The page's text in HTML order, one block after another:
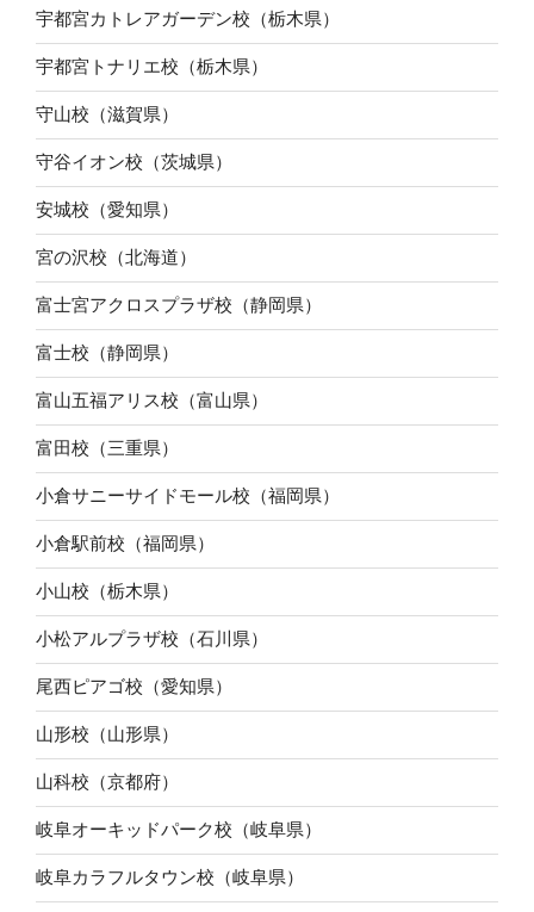
宇都宮カトレアガーデン校（栃木県）
宇都宮トナリエ校（栃木県）
守山校（滋賀県）
守谷イオン校（茨城県）
安城校（愛知県）
宮の沢校（北海道）
富士宮アクロスプラザ校（静岡県）
富士校（静岡県）
富山五福アリス校（富山県）
富田校（三重県）
小倉サニーサイドモール校（福岡県）
小倉駅前校（福岡県）
小山校（栃木県）
小松アルプラザ校（石川県）
尾西ピアゴ校（愛知県）
山形校（山形県）
山科校（京都府）
岐阜オーキッドパーク校（岐阜県）
岐阜カラフルタウン校（岐阜県）